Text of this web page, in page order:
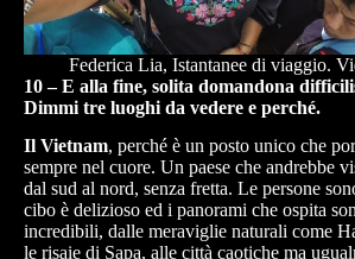
Federica Lia, Istantanee di viaggio.
10 – E alla fine, solita domandona
Dimmi tre luoghi da vedere e perché.
Il Vietnam, perché è un posto unico che
sempre nel cuore. Un paese che andrebbe
dal sud al nord, senza fretta. Le persone
cibo è delizioso ed i panorami che ospita
incredibili, dalle meraviglie naturali come
le risaie di Sapa, alle città caotiche ma